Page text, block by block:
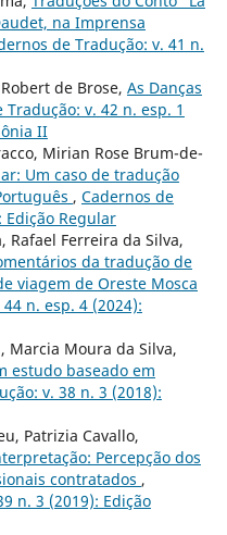
na Imprensa
de Tradução: v. 41 n.
de Brose, As Danças
Tradução: v. 42 n. esp. 1
II
Mirian Rose Brum-de-
Um caso de tradução
, Cadernos de
Edição Regular
Rafael Ferreira da Silva,
da tradução de
viagem de Oreste Mosca
n. esp. 4 (2024):
Marcia Moura da Silva,
estudo baseado em
v. 38 n. 3 (2018):
Patrizia Cavallo,
Percepção dos
contratados ,
n. 3 (2019): Edição